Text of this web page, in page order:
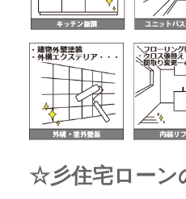
☆彡住宅ロー